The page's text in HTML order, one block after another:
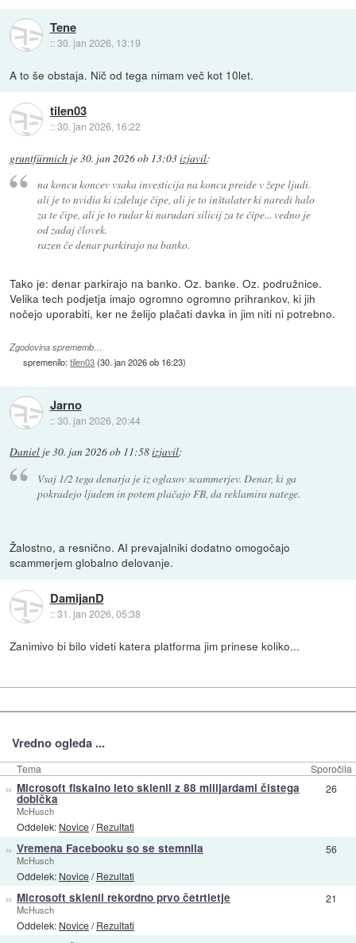
Tene
::30. jan 2026, 13:19
A to še obstaja. Nič od tega nimam več kot 10let.
tilen03
::30. jan 2026, 16:22
gruntfürmich je30. jan 2026 ob 13:03izjavil:
na koncu koncev vsaka investicija na koncu preide v žepe ljudi.
ali je to nvidia ki izdeluje čipe, ali je to inštalater ki naredi halo
za te čipe, ali je to rudar ki narudari silicij za te čipe... vedno je
od zadaj človek.
razen če denar parkirajo na banko.
Tako je: denar parkirajo na banko. Oz. banke. Oz. podružnice.
Velika tech podjetja imajo ogromno ogromno prihrankov, ki jih
nočejo uporabiti, ker ne želijo plačati davka in jim niti ni potrebno.
Zgodovina sprememb…
spremenilo:tilen03(30. jan 2026 ob 16:23)
Jarno
::30. jan 2026, 20:44
Daniel je30. jan 2026 ob 11:58izjavil:
Vsaj 1/2 tega denarja je iz oglasov scammerjev. Denar, ki ga
pokradejo ljudem in potem plačajo FB, da reklamira natege.
Žalostno, a resnično. AI prevajalniki dodatno omogočajo
scammerjem globalno delovanje.
DamijanD
::31. jan 2026, 05:38
Zanimivo bi bilo videti katera platforma jim prinese koliko...
Vredno ogleda ...
Tema Sporočila
» Microsoft fiskalno leto sklenil z 88 milijardami čistega
dobička
McHusch
Oddelek: Novice/Rezultati
26
» Vremena Facebooku so se stemnila
McHusch
Oddelek: Novice/Rezultati
56
» Microsoft sklenil rekordno prvo četrtletje
McHusch
Oddelek: Novice/Rezultati
21